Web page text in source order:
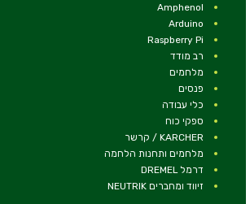
Amphenol
Arduino
Raspberry Pi
רב מודד
מלחמים
פנסים
כלי עבודה
ספקי כוח
KARCHER / קרשר
מלחמים ותחנות הלחמה
דרמל DREMEL
זיווד ומחברים NEUTRIK